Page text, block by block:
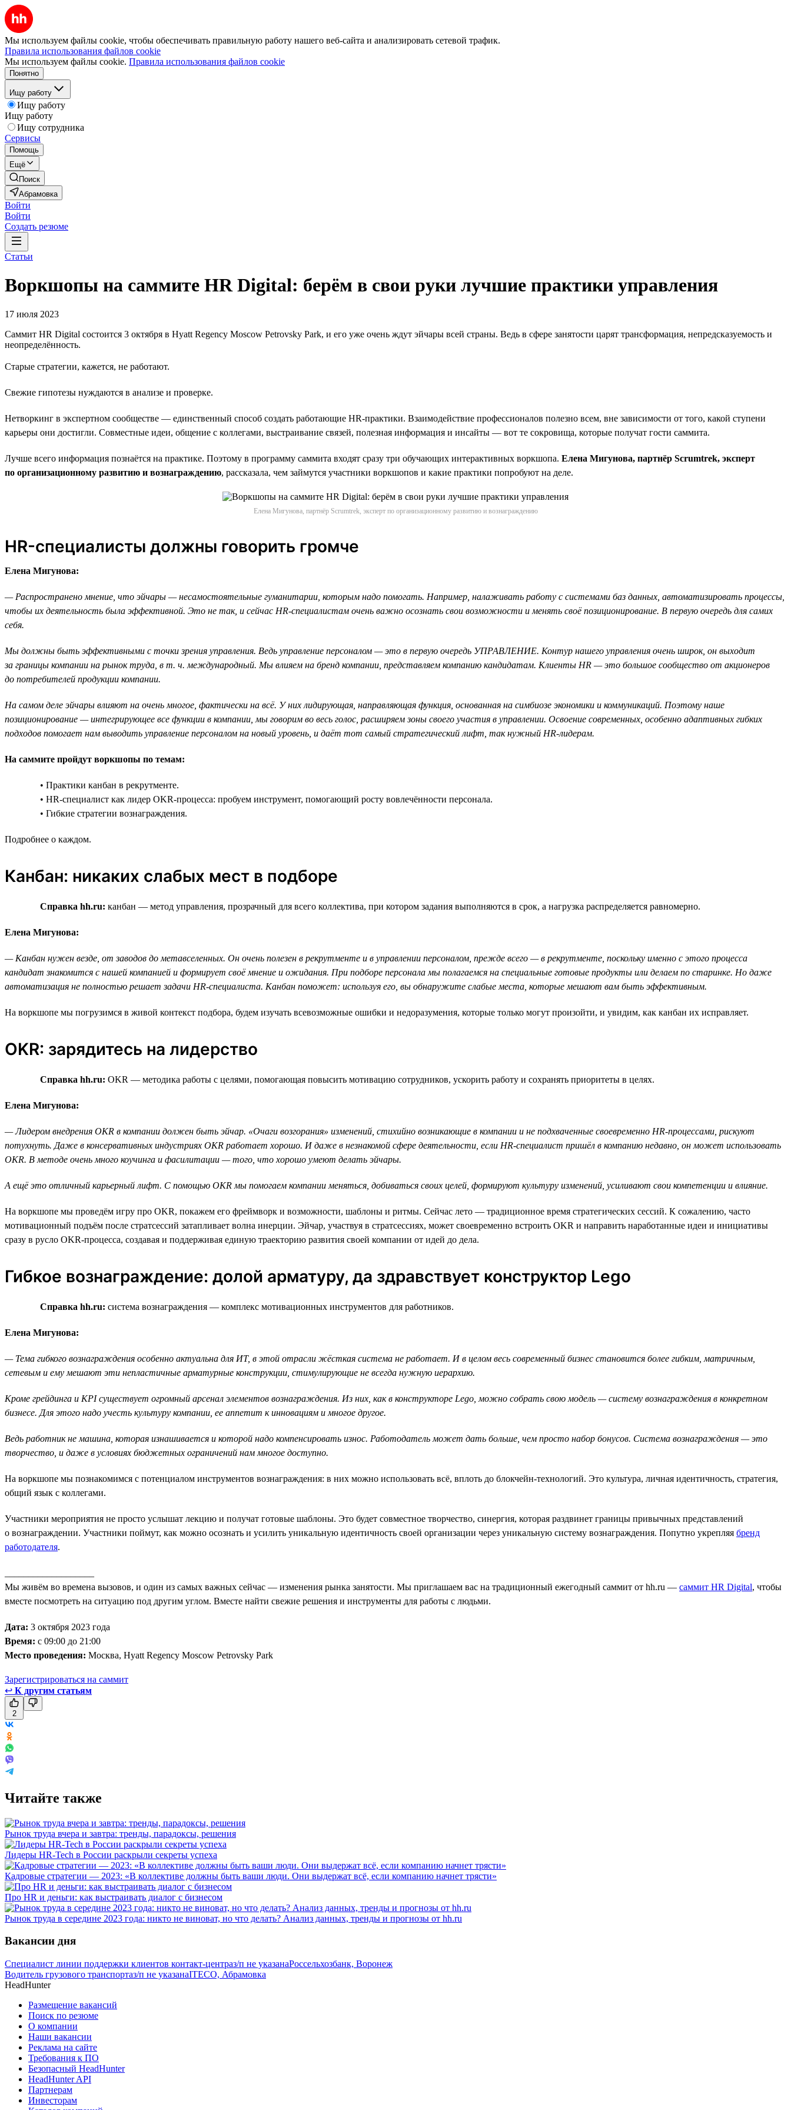
Мы используем файлы cookie, чтобы обеспечивать правильную работу нашего веб-сайта и анализировать сетевой трафик.
Правила использования файлов cookie
Мы используем файлы cookie. Правила использования файлов cookie
Понятно
Ищу работу
Ищу работу
Ищу работу
Ищу сотрудника
Сервисы
Помощь
Ещё
Поиск
Абрамовка
Войти
Войти
Создать резюме
Статьи
Воркшопы на саммите HR Digital: берём в свои руки лучшие практики управления
17 июля 2023
Саммит HR Digital состоится 3 октября в Hyatt Regency Moscow Petrovsky Park, и его уже очень ждут эйчары всей страны. Ведь в сфере занятости царят трансформация, непредсказуемость и
неопределённость.
Старые стратегии, кажется, не работают.
Свежие гипотезы нуждаются в анализе и проверке.
Нетворкинг в экспертном сообществе — единственный способ создать работающие НR-практики. Взаимодействие профессионалов полезно всем, вне зависимости от того, какой ступени
карьеры они достигли. Совместные идеи, общение с коллегами, выстраивание связей, полезная информация и инсайты — вот те сокровища, которые получат гости саммита.
Лучше всего информация познаётся на практике. Поэтому в программу саммита входят сразу три обучающих интерактивных воркшопа. Елена Мигунова, партнёр Scrumtrek, эксперт
по организационному развитию и вознаграждению, рассказала, чем займутся участники воркшопов и какие практики попробуют на деле.
Елена Мигунова, партнёр Scrumtrek, эксперт по организационному развитию и вознаграждению
HR-специалисты должны говорить громче
Елена Мигунова:
— Распространено мнение, что эйчары — несамостоятельные гуманитарии, которым надо помогать. Например, налаживать работу с системами баз данных, автоматизировать процессы,
чтобы их деятельность была эффективной. Это не так, и сейчас HR-специалистам очень важно осознать свои возможности и менять своё позиционирование. В первую очередь для самих
себя.
Мы должны быть эффективными с точки зрения управления. Ведь управление персоналом — это в первую очередь УПРАВЛЕНИЕ. Контур нашего управления очень широк, он выходит
за границы компании на рынок труда, в т. ч. международный. Мы влияем на бренд компании, представляем компанию кандидатам. Клиенты HR — это большое сообщество от акционеров
до потребителей продукции компании.
На самом деле эйчары влияют на очень многое, фактически на всё. У них лидирующая, направляющая функция, основанная на симбиозе экономики и коммуникаций. Поэтому наше
позиционирование — интегрирующее все функции в компании, мы говорим во весь голос, расширяем зоны своего участия в управлении. Освоение современных, особенно адаптивных гибких
подходов помогает нам выводить управление персоналом на новый уровень, и даёт тот самый стратегический лифт, так нужный HR-лидерам.
На саммите пройдут воркшопы по темам:
• Практики канбан в рекрутменте.
• HR-специалист как лидер OKR-процесса: пробуем инструмент, помогающий росту вовлечённости персонала.
• Гибкие стратегии вознаграждения.
Подробнее о каждом.
Канбан: никаких слабых мест в подборе
Справка hh.ru: канбан — метод управления, прозрачный для всего коллектива, при котором задания выполняются в срок, а нагрузка распределяется равномерно.
Елена Мигунова:
— Канбан нужен везде, от заводов до метавселенных. Он очень полезен в рекрутменте и в управлении персоналом, прежде всего — в рекрутменте, поскольку именно с этого процесса
кандидат знакомится с нашей компанией и формирует своё мнение и ожидания. При подборе персонала мы полагаемся на специальные готовые продукты или делаем по старинке. Но даже
автоматизация не полностью решает задачи HR-специалиста. Канбан поможет: используя его, вы обнаружите слабые места, которые мешают вам быть эффективным.
На воркшопе мы погрузимся в живой контекст подбора, будем изучать всевозможные ошибки и недоразумения, которые только могут произойти, и увидим, как канбан их исправляет.
OKR: зарядитесь на лидерство
Справка hh.ru: OKR — методика работы с целями, помогающая повысить мотивацию сотрудников, ускорить работу и сохранять приоритеты в целях.
Елена Мигунова:
— Лидером внедрения OKR в компании должен быть эйчар. «Очаги возгорания» изменений, стихийно возникающие в компании и не подхваченные своевременно HR-процессами, рискуют
потухнуть. Даже в консервативных индустриях OKR работает хорошо. И даже в незнакомой сфере деятельности, если HR-специалист пришёл в компанию недавно, он может использовать
ОKR. В методе очень много коучинга и фасилитации — того, что хорошо умеют делать эйчары.
А ещё это отличный карьерный лифт. С помощью OKR мы помогаем компании меняться, добиваться своих целей, формируют культуру изменений, усиливают свои компетенции и влияние.
На воркшопе мы проведём игру про OKR, покажем его фреймворк и возможности, шаблоны и ритмы. Сейчас лето — традиционное время стратегических сессий. К сожалению, часто
мотивационный подъём после стратсессий затапливает волна инерции. Эйчар, участвуя в стратсессиях, может своевременно встроить OKR и направить наработанные идеи и инициативы
сразу в русло OKR-процесса, создавая и поддерживая единую траекторию развития своей компании от идей до дела.
Гибкое вознаграждение: долой арматуру, да здравствует конструктор Lego
Справка hh.ru: система вознаграждения — комплекс мотивационных инструментов для работников.
Елена Мигунова:
— Тема гибкого вознаграждения особенно актуальна для ИТ, в этой отрасли жёсткая система не работает. И в целом весь современный бизнес становится более гибким, матричным,
сетевым и ему мешают эти непластичные арматурные конструкции, стимулирующие не всегда нужную иерархию.
Кроме грейдинга и KPI существует огромный арсенал элементов вознаграждения. Из них, как в конструкторе Lego, можно собрать свою модель — систему вознаграждения в конкретном
бизнесе. Для этого надо учесть культуру компании, ее аппетит к инновациям и многое другое.
Ведь работник не машина, которая изнашивается и которой надо компенсировать износ. Работодатель может дать больше, чем просто набор бонусов. Система вознаграждения — это
творчество, и даже в условиях бюджетных ограничений нам многое доступно.
На воркшопе мы познакомимся с потенциалом инструментов вознаграждения: в них можно использовать всё, вплоть до блокчейн-технологий. Это культура, личная идентичность, стратегия,
общий язык с коллегами.
Участники мероприятия не просто услышат лекцию и получат готовые шаблоны. Это будет совместное творчество, синергия, которая раздвинет границы привычных представлений
о вознаграждении. Участники поймут, как можно осознать и усилить уникальную идентичность своей организации через уникальную систему вознаграждения. Попутно укрепляя бренд
работодателя.
Мы живём во времена вызовов, и один из самых важных сейчас — изменения рынка занятости. Мы приглашаем вас на традиционный ежегодный саммит от hh.ru — саммит HR Digital, чтобы
вместе посмотреть на ситуацию под другим углом. Вместе найти свежие решения и инструменты для работы с людьми.
Дата: 3 октября 2023 года
Время: с 09:00 до 21:00
Место проведения: Москва, Hyatt Regency Moscow Petrovsky Park
Зарегистрироваться на саммит
↩ К другим статьям
2
Читайте также
Рынок труда вчера и завтра: тренды, парадоксы, решения
Лидеры HR-Tech в России раскрыли секреты успеха
Кадровые стратегии — 2023: «В коллективе должны быть ваши люди. Они выдержат всё, если компанию начнет трясти»
Про HR и деньги: как выстраивать диалог с бизнесом
Рынок труда в середине 2023 года: никто не виноват, но что делать? Анализ данных, тренды и прогнозы от hh.ru
Вакансии дня
Специалист линии поддержки клиентов контакт-центраз/п не указанаРоссельхозбанк, Воронеж
Водитель грузового транспортаз/п не указанаITECO, Абрамовка
HeadHunter
Размещение вакансий
Поиск по резюме
О компании
Наши вакансии
Реклама на сайте
Требования к ПО
Безопасный HeadHunter
HeadHunter API
Партнерам
Инвесторам